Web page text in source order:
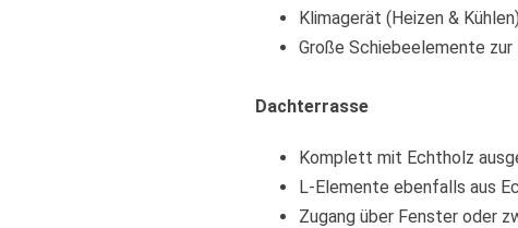
Klimagerät (Heizen & Kühlen)
Große Schiebeelemente
Dachterrasse
Komplett mit Echtholz
L-Elemente ebenfalls aus
Zugang über Fenster oder